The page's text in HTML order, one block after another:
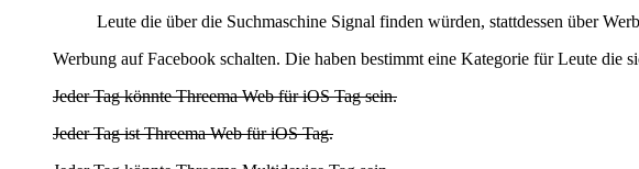
Leute die über die Suchmaschine Signal finden würden, stattdessen über
Werbung auf Facebook schalten. Die haben bestimmt eine Kategorie für Leute die
Jeder Tag könnte Threema Web für iOS Tag sein.
Jeder Tag ist Threema Web für iOS Tag.